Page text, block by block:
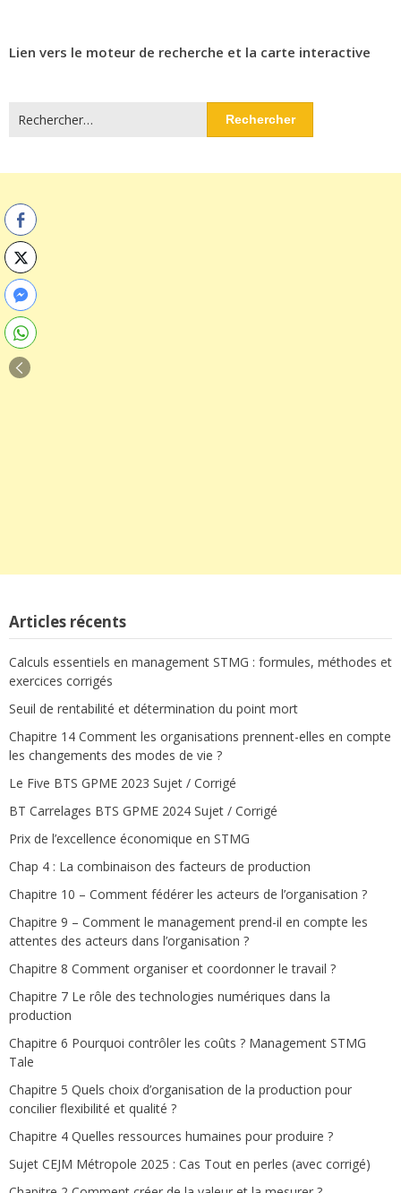
Lien vers le moteur de recherche et la carte interactive
Rechercher :
Articles récents
Calculs essentiels en management STMG : formules, méthodes et
exercices corrigés
Seuil de rentabilité et détermination du point mort
Chapitre 14 Comment les organisations prennent-elles en compte
les changements des modes de vie ?
Le Five BTS GPME 2023 Sujet / Corrigé
BT Carrelages BTS GPME 2024 Sujet / Corrigé
Prix de l’excellence économique en STMG
Chap 4 : La combinaison des facteurs de production
Chapitre 10 – Comment fédérer les acteurs de l’organisation ?
Chapitre 9 – Comment le management prend-il en compte les
attentes des acteurs dans l’organisation ?
Chapitre 8 Comment organiser et coordonner le travail ?
Chapitre 7 Le rôle des technologies numériques dans la
production
Chapitre 6 Pourquoi contrôler les coûts ? Management STMG
Tale
Chapitre 5 Quels choix d’organisation de la production pour
concilier flexibilité et qualité ?
Chapitre 4 Quelles ressources humaines pour produire ?
Sujet CEJM Métropole 2025 : Cas Tout en perles (avec corrigé)